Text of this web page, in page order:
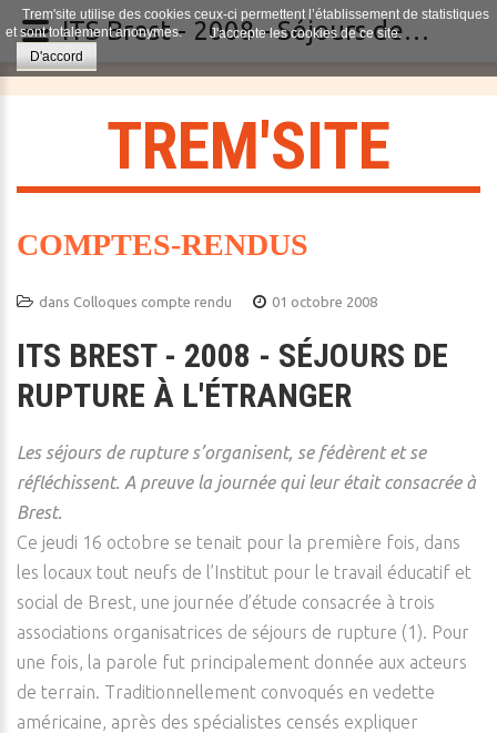
TREM'SITE
COMPTES-RENDUS
dans Colloques compte rendu 01 octobre 2008
ITS BREST - 2008 - SÉJOURS DE
RUPTURE À L'ÉTRANGER
Les séjours de rupture s’organisent, se fédèrent et se
réfléchissent. A preuve la journée qui leur était consacrée à
Brest.
Ce jeudi 16 octobre se tenait pour la première fois, dans
les locaux tout neufs de l’Institut pour le travail éducatif et
social de Brest, une journée d’étude consacrée à trois
associations organisatrices de séjours de rupture (1). Pour
une fois, la parole fut principalement donnée aux acteurs
de terrain. Traditionnellement convoqués en vedette
américaine, après des spécialistes censés expliquer
Trem'site utilise des cookies ceux-ci permettent l’établissement de statistiques
et sont totalement anonymes.
J'accepte les cookies de ce site.
D'accord
ITS Brest - 2008 - Séjours de rupture à l'étranger